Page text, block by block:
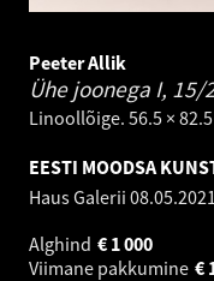
Peeter Allik
Ühe joonega I, 15/
Linoollõige. 56.5 ×
EESTI MOODSA
Haus Galerii 08.05.2021
Alghind
1 000
€
Viimane pakkumine €